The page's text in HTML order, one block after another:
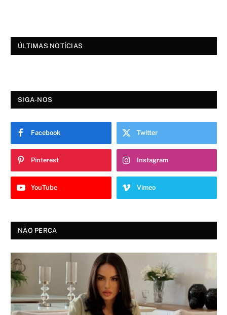
ÚLTIMAS NOTÍCIAS
SIGA-NOS
Facebook Twitter
Pinterest Instagram
YouTube Vimeo
NÃO PERCA